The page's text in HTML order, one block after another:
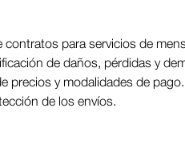
contratos para servicios de
de daños, pérdidas y
precios y modalidades de pago.
de los envíos.